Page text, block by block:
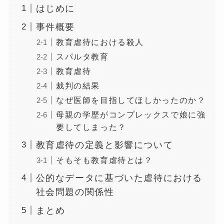
はじめに
事件概要
教育虐待における殺人
スパルタ教育
教育虐待
裁判の結果
なぜ医師を目指してほしかったのか？
母親の学歴がコンプレックスで娘に強
要してしまった？
教育虐待の定義と影響について
そもそも教育虐待とは？
公的なデータに基づいた虐待における
社会問題の関係性
まとめ